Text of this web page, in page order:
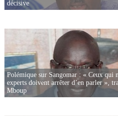
décisive
Polémique sur Sangomar : « Ceux qui
experts doivent arrêter d’en parler »,
Mboup